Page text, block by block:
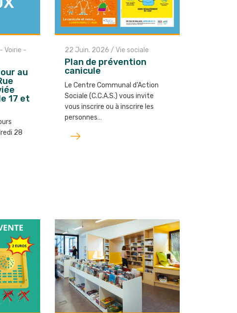
Voirie -
au
17 et
28
22 Juin. 2026 / Vie sociale
Plan de prévention
canicule
Le Centre Communal d’Action
Sociale (C.C.A.S.) vous invite
vous inscrire ou à inscrire les
personnes…
Lire
l'article